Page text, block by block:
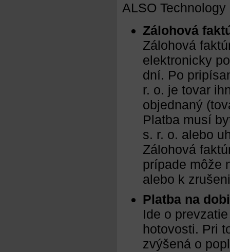
ALSO
Zálohová
Zálohová
elektronicky
dní. Po
r. o. je tovar
objednaný
Platba musí
s. r. o. alebo
Zálohová
prípade môže
alebo k
Platba na
Ide o
hotovosti. Pri
zvýšená o